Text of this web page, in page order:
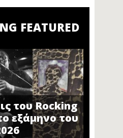
FEATURED
του Rocking
εξάμηνο του